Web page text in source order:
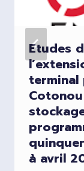
Etudes
à avril